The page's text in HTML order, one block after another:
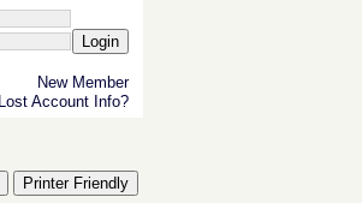
Login
New Member
Lost Account Info?
Printer Friendly